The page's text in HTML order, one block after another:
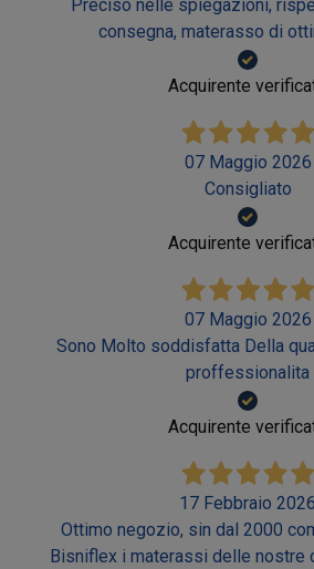
Preciso nelle spiegazioni,
consegna, materasso di
Acquirente
07 Maggio 2026
Consigliato
Acquirente
07 Maggio 2026
Sono Molto soddisfatta Della
proffessionalita
Acquirente
17 Febbraio 2026
Ottimo negozio, sin dal 2000
Bisniflex i materassi delle nostre